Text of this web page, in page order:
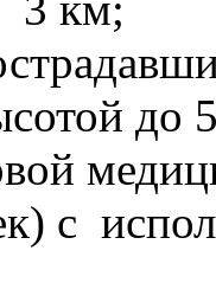
до
с